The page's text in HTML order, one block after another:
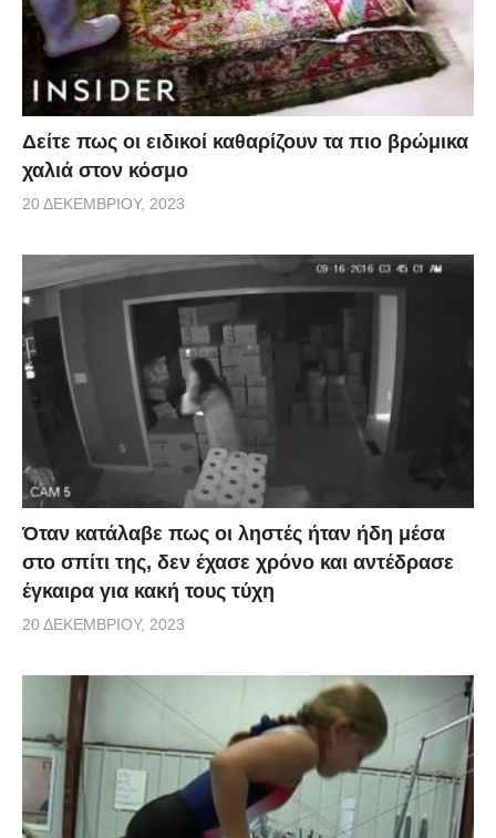
Δείτε πως οι ειδικοί καθαρίζουν τα πιο βρώμικα
χαλιά στον κόσμο
20 ΔΕΚΕΜΒΡΊΟΥ, 2023
Όταν κατάλαβε πως οι ληστές ήταν ήδη μέσα
στο σπίτι της, δεν έχασε χρόνο και αντέδρασε
έγκαιρα για κακή τους τύχη
20 ΔΕΚΕΜΒΡΊΟΥ, 2023